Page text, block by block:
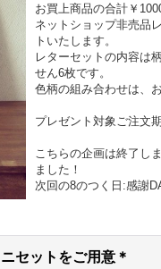
お買上商品の合計￥
ネットショップ非売品
トいたします。
レターセットの内容は
せん6枚です。
色柄の組み合わせは、
プレゼント対象ご注文
こちらの企画は終了し
ました！
次回の8のつく日:感謝
セットをご用意＊